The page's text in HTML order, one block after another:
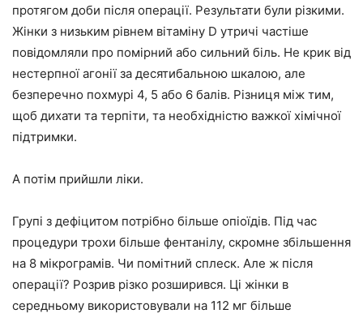
протягом доби після операції. Результати були різкими.
Жінки з низьким рівнем вітаміну D утричі частіше
повідомляли про помірний або сильний біль. Не крик від
нестерпної агонії за десятибальною шкалою, але
безперечно похмурі 4, 5 або 6 балів. Різниця між тим,
щоб дихати та терпіти, та необхідністю важкої хімічної
підтримки.
А потім прийшли ліки.
Групі з дефіцитом потрібно більше опіоїдів. Під час
процедури трохи більше фентанілу, скромне збільшення
на 8 мікрограмів. Чи помітний сплеск. Але ж після
операції? Розрив різко розширився. Ці жінки в
середньому використовували на 112 мг більше